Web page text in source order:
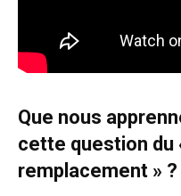
Que nous
cette question du
remplacement » ?